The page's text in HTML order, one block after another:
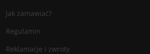
Jak zamawiać?
Regulamin
Reklamacje i zwroty